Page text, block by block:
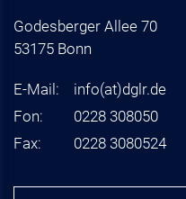
Godesberger Allee 70
53175 Bonn
E-Mail: info(at)dglr.de
Fon:
0228 308050
Fax:
0228 3080524